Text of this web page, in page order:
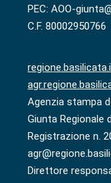
PEC: AOO-
C.F. 80002950766
Agenzia stampa
Giunta Regionale
Registrazione n.
Direttore